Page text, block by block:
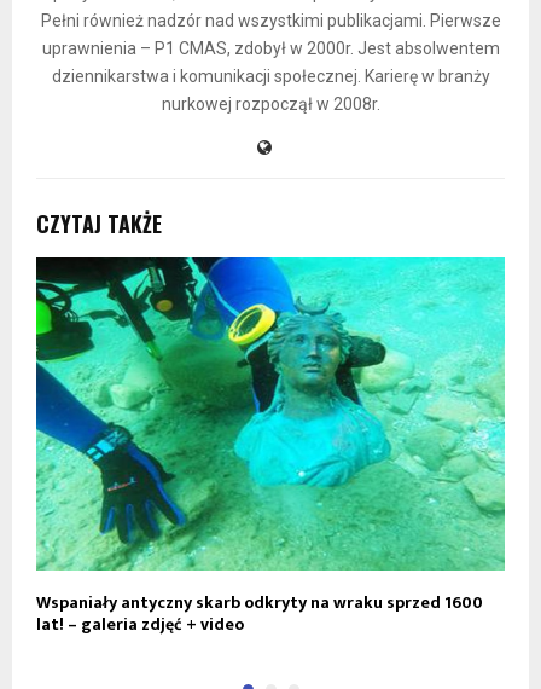
Pełni również nadzór nad wszystkimi publikacjami. Pierwsze
uprawnienia – P1 CMAS, zdobył w 2000r. Jest absolwentem
dziennikarstwa i komunikacji społecznej. Karierę w branży
nurkowej rozpoczął w 2008r.
CZYTAJ TAKŻE
Wspaniały antyczny skarb odkryty na wraku sprzed 1600
lat! – galeria zdjęć + video